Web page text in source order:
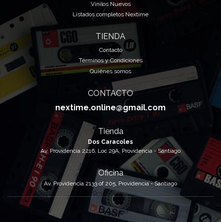
Vinilos Nuevos
Listados completos Nextime
TIENDA
Contacto
Términos y Condiciones
Quiénes somos
CONTACTO
nextime.online@gmail.com
Tienda
Dos Caracoles
Av. Providencia 2216, Loc 29A, Providencia - Santiago
Oficina
Av. Providencia 2133 of 205, Providencia - Santiago